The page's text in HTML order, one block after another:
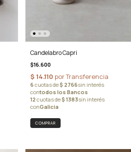
Candelabro Capri
$16.600
COMPRAR